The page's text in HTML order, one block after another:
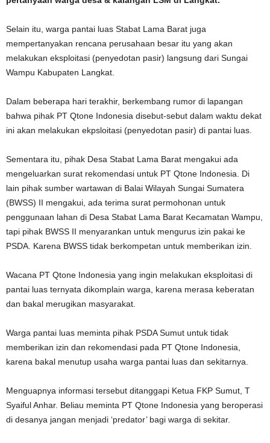
Selain itu, warga pantai luas Stabat Lama Barat juga
mempertanyakan rencana perusahaan besar itu yang akan
melakukan eksploitasi (penyedotan pasir) langsung dari Sungai
Wampu Kabupaten Langkat.
Dalam beberapa hari terakhir, berkembang rumor di lapangan
bahwa pihak PT Qtone Indonesia disebut-sebut dalam waktu dekat
ini akan melakukan ekpsloitasi (penyedotan pasir) di pantai luas.
Sementara itu, pihak Desa Stabat Lama Barat mengakui ada
mengeluarkan surat rekomendasi untuk PT Qtone Indonesia. Di
lain pihak sumber wartawan di Balai Wilayah Sungai Sumatera
(BWSS) II mengakui, ada terima surat permohonan untuk
penggunaan lahan di Desa Stabat Lama Barat Kecamatan Wampu,
tapi pihak BWSS II menyarankan untuk mengurus izin pakai ke
PSDA. Karena BWSS tidak berkompetan untuk memberikan izin.
Wacana PT Qtone Indonesia yang ingin melakukan eksploitasi di
pantai luas ternyata dikomplain warga, karena merasa keberatan
dan bakal merugikan masyarakat.
Warga pantai luas meminta pihak PSDA Sumut untuk tidak
memberikan izin dan rekomendasi pada PT Qtone Indonesia,
karena bakal menutup usaha warga pantai luas dan sekitarnya.
Menguapnya informasi tersebut ditanggapi Ketua FKP Sumut, T
Syaiful Anhar. Beliau meminta PT Qtone Indonesia yang beroperasi
di desanya jangan menjadi ‘predator’ bagi warga di sekitar.